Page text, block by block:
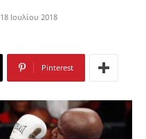
18 Ιουλίου 2018
Pinterest